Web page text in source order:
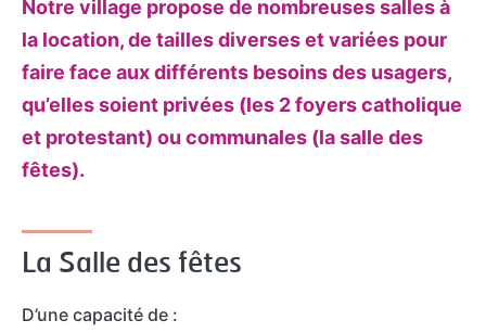
h
t
a
c
t
Notre village propose de nombreuses salles à
la location, de tailles diverses et variées pour
faire face aux différents besoins des usagers,
qu’elles soient privées (les 2 foyers catholique
et protestant) ou communales (la salle des
fêtes).
La Salle des fêtes
D’une capacité de :